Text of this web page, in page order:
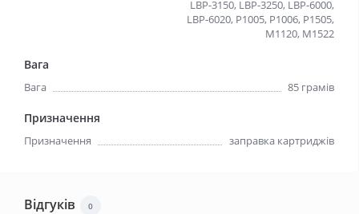
LBP-3150, LBP-3250, LBP-6000,
LBP-6020, P1005, P1006, P1505,
M1120, M1522
Вага
Вага 85 грамiв
Призначення
Призначення заправка картриджiв
Відгуків 0